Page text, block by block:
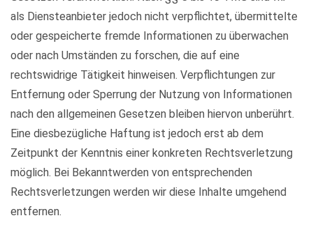
als Diensteanbieter jedoch nicht verpflichtet, übermittelte
oder gespeicherte fremde Informationen zu überwachen
oder nach Umständen zu forschen, die auf eine
rechtswidrige Tätigkeit hinweisen. Verpflichtungen zur
Entfernung oder Sperrung der Nutzung von Informationen
nach den allgemeinen Gesetzen bleiben hiervon unberührt.
Eine diesbezügliche Haftung ist jedoch erst ab dem
Zeitpunkt der Kenntnis einer konkreten Rechtsverletzung
möglich. Bei Bekanntwerden von entsprechenden
Rechtsverletzungen werden wir diese Inhalte umgehend
entfernen.